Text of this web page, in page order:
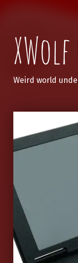
Weird world